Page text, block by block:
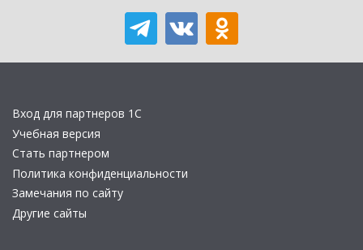
Вход для партнеров 1С
Учебная версия
Стать партнером
Политика конфиденциальности
Замечания по сайту
Другие сайты